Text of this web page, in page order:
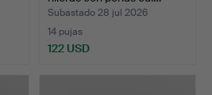
Subastado 28 jul 2026
14 pujas
122 USD